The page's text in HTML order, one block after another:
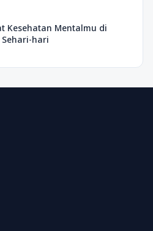
Kesehatan Mentalmu di
hari